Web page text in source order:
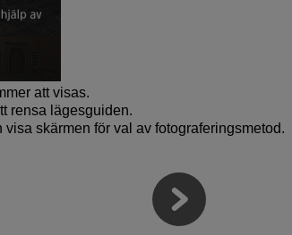
att visas.
rensa lägesguiden.
skärmen för val av fotograferingsmetod.